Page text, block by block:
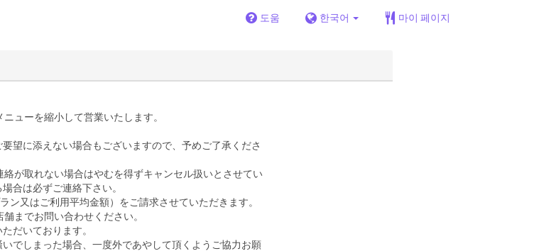
도움 한국어 마이 페이지
ューを縮小して営業いたします。
望に添えない場合もございますので、予めご了承くださ
が取れない場合はやむを得ずキャンセル扱いとさせてい
合は必ずご連絡下さい。
ン又はご利用平均金額）をご請求させていただきます。
までお問い合わせください。
だいております。
でしまった場合、一度外であやして頂くようご協力お願